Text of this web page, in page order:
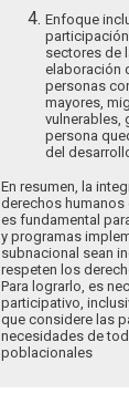
Enfoque
sectores de
elaboración
personas
mayores,
vulnerables,
persona
del
En resumen, la
derechos humanos
es fundamental
y programas
subnacional sean
respeten los
Para lograrlo, es
participativo,
que considere las
necesidades de
poblacionales